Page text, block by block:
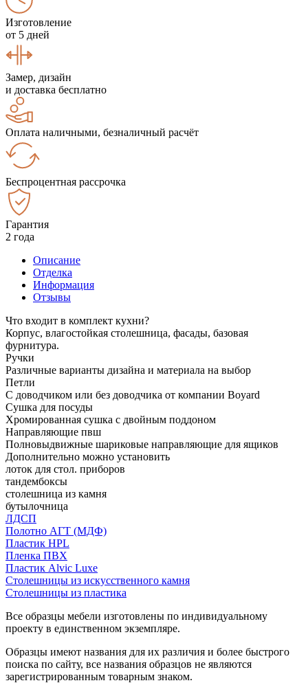
Изготовление
от 5 дней
Замер, дизайн
и доставка бесплатно
Оплата наличными, безналичный расчёт
Беспроцентная рассрочка
Гарантия
2 года
Описание
Отделка
Информация
Отзывы
Что входит в комплект кухни?
Корпус, влагостойкая столешница, фасады, базовая
фурнитура.
Ручки
Различные варианты дизайна и материала на выбор
Петли
С доводчиком или без доводчика от компании Boyard
Сушка для посуды
Хромированная сушка с двойным поддоном
Направляющие пвш
Полновыдвижные шариковые направляющие для ящиков
Дополнительно можно установить
лоток для стол. приборов
тандембоксы
столешница из камня
бутылочница
ЛДСП
Полотно АГТ (МДФ)
Пластик HPL
Пленка ПВХ
Пластик Alvic Luxe
Столешницы из искусственного камня
Столешницы из пластика
Все образцы мебели изготовлены по индивидуальному
проекту в единственном экземпляре.
Образцы имеют названия для их различия и более быстрого
поиска по сайту, все названия образцов не являются
зарегистрированным товарным знаком.